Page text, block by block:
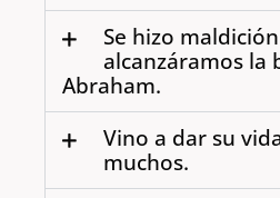
Se hizo
alcanzáramos la
Abraham.
Vino a dar su
muchos.